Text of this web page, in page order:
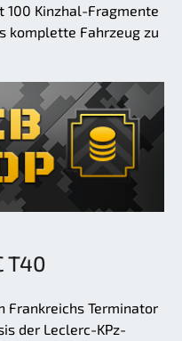
100 Kinzhal-Fragmente
komplette Fahrzeug zu
T40
Frankreichs Terminator
der Leclerc-KPz-